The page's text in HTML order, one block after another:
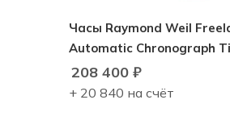
Часы Raymond Weil
Automatic Chronograph
208 400₽
+ 20 840 на счёт